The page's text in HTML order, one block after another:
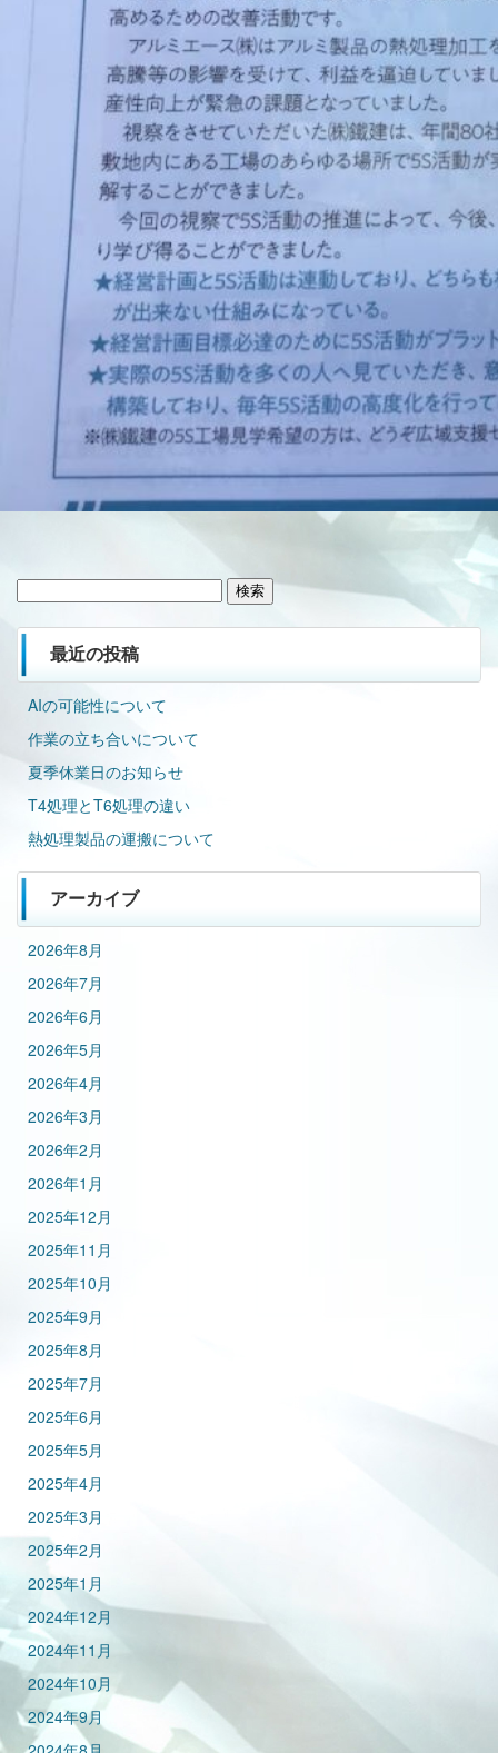
最近の投稿
AIの可能性について
作業の立ち合いについて
夏季休業日のお知らせ
T4処理とT6処理の違い
熱処理製品の運搬について
アーカイブ
2026年8月
2026年7月
2026年6月
2026年5月
2026年4月
2026年3月
2026年2月
2026年1月
2025年12月
2025年11月
2025年10月
2025年9月
2025年8月
2025年7月
2025年6月
2025年5月
2025年4月
2025年3月
2025年2月
2025年1月
2024年12月
2024年11月
2024年10月
2024年9月